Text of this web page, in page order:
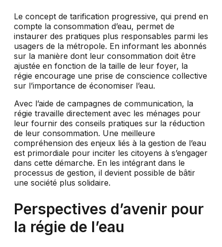
Le concept de tarification progressive, qui prend en
compte la consommation d’eau, permet de
instaurer des pratiques plus responsables parmi les
usagers de la métropole. En informant les abonnés
sur la manière dont leur consommation doit être
ajustée en fonction de la taille de leur foyer, la
régie encourage une prise de conscience collective
sur l’importance de économiser l’eau.
Avec l’aide de campagnes de communication, la
régie travaille directement avec les ménages pour
leur fournir des conseils pratiques sur la réduction
de leur consommation. Une meilleure
compréhension des enjeux liés à la gestion de l’eau
est primordiale pour inciter les citoyens à s’engager
dans cette démarche. En les intégrant dans le
processus de gestion, il devient possible de bâtir
une société plus solidaire.
Perspectives d’avenir pour
la régie de l’eau